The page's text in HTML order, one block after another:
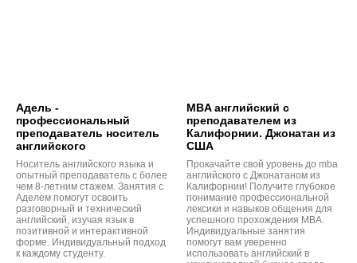
Адель -
профессиональный
преподаватель носитель
английского
Носитель английского языка и
опытный преподаватель с более
чем 8-летним стажем. Занятия с
Аделем помогут освоить
разговорный и технический
английский, изучая язык в
позитивной и интерактивной
форме. Индивидуальный подход
к каждому студенту.
MBA английский с
преподавателем из
Калифорнии. Джонатан из
США
Прокачайте свой уровень до mba
английского с Джонатаном из
Калифорнии! Получите глубокое
понимание профессиональной
лексики и навыков общения для
успешного прохождения MBA.
Индивидуальные занятия
помогут вам уверенно
использовать английский в